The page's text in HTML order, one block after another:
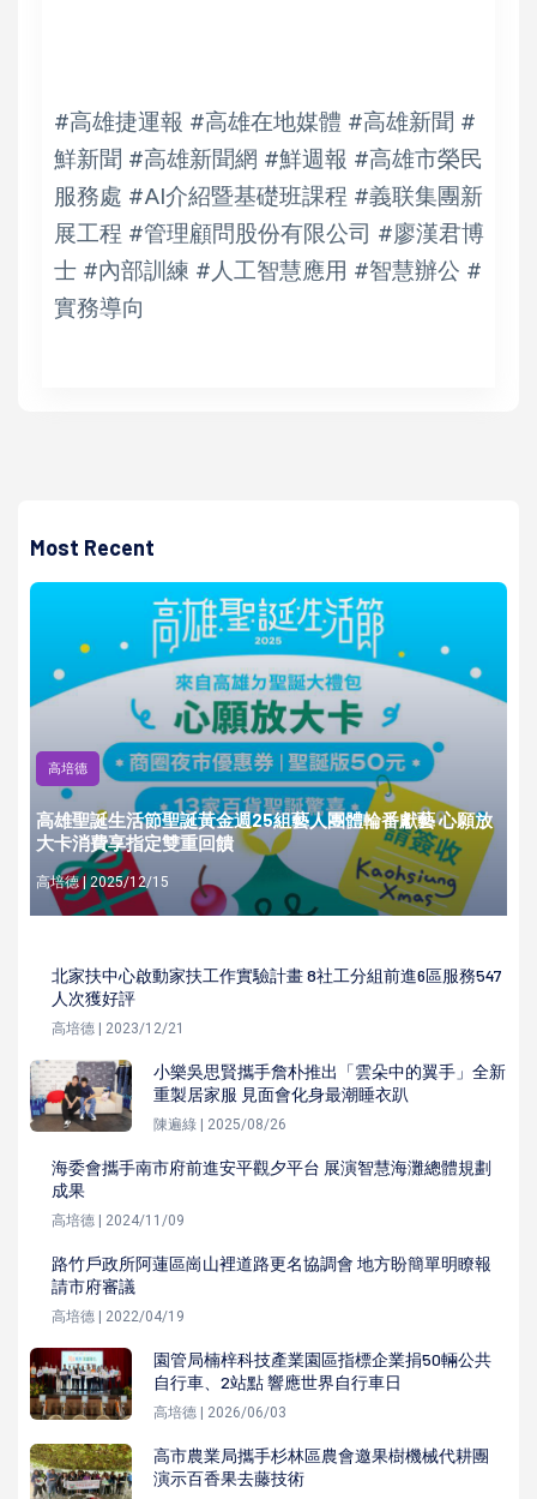
#高雄捷運報 #高雄在地媒體 #高雄新聞 #
鮮新聞 #高雄新聞網 #鮮週報 #高雄市榮民
服務處 #AI介紹暨基礎班課程 #義联集團新
展工程 #管理顧問股份有限公司 #廖漢君博
士 #內部訓練 #人工智慧應用 #智慧辦公 #
實務導向
Most Recent
高培德
高雄聖誕生活節聖誕黃金週25組藝人團體輪番獻藝 心願放
大卡消費享指定雙重回饋
高培德 | 2025/12/15
北家扶中心啟動家扶工作實驗計畫 8社工分組前進6區服務547
人次獲好評
高培德 | 2023/12/21
小樂吳思賢攜手詹朴推出「雲朵中的翼手」全新
重製居家服 見面會化身最潮睡衣趴
陳遍綠 | 2025/08/26
海委會攜手南市府前進安平觀夕平台 展演智慧海灘總體規劃
成果
高培德 | 2024/11/09
路竹戶政所阿蓮區崗山裡道路更名協調會 地方盼簡單明瞭報
請市府審議
高培德 | 2022/04/19
園管局楠梓科技產業園區指標企業捐50輛公共
自行車、2站點 響應世界自行車日
高培德 | 2026/06/03
高市農業局攜手杉林區農會邀果樹機械代耕團
演示百香果去藤技術